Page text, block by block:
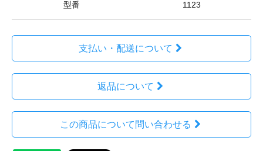
型番 1123
支払い・配送について
返品について
この商品について問い合わせる